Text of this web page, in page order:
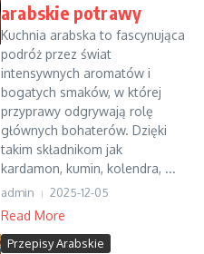
arabskie potrawy
Kuchnia arabska to fascynująca
podróż przez świat
intensywnych aromatów i
bogatych smaków, w której
przyprawy odgrywają rolę
głównych bohaterów. Dzięki
takim składnikom jak
kardamon, kumin, kolendra, ...
admin 2025-12-05
Read More
Przepisy Arabskie